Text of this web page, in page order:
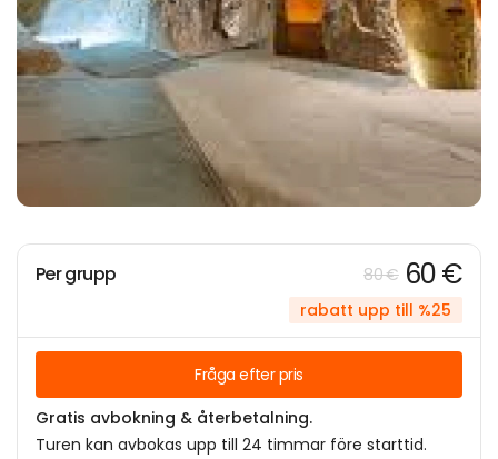
Per grupp 80 € 60 €
rabatt upp till %25
Fråga efter pris
Gratis avbokning & återbetalning.
Turen kan avbokas upp till 24 timmar före starttid.